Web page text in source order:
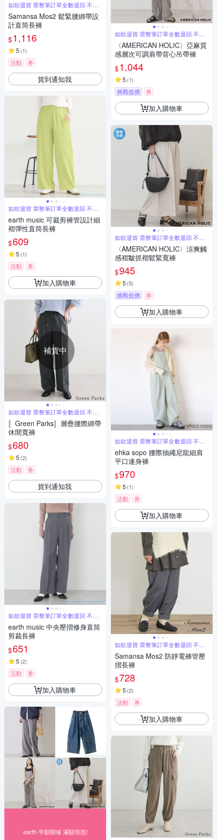
如欲退貨 需整筆訂單全數退回 不能
單退
Samansa Mos2 鬆緊腰綁帶設
計直筒長褲
$1,116
5 (1)
活動 券
貨到通知我
如欲退貨 需整筆訂單全數退回 不能
單退
earth music 可裁剪褲管設計細
褶彈性直筒長褲
$609
5 (1)
活動 券
加入購物車
補貨中
如欲退貨 需整筆訂單全數退回 不能
單退
〚Green Parks〛層疊腰際綁帶
休閒寬褲
$680
5 (2)
活動 券
貨到通知我
如欲退貨 需整筆訂單全數退回 不能
單退
earth music 中央壓摺修身直筒
剪裁長褲
$651
5 (2)
活動 券
加入購物車
earth 半額開催 滿額現抵!
如欲退貨 需整筆訂單全數退回 不能
單退
〈AMERICAN HOLIC〉亞麻質
感層次可調肩帶背心吊帶褲
$1,044
5 (1)
挑戰低價 券
加入購物車
如欲退貨 需整筆訂單全數退回 不能
單退
〈AMERICAN HOLIC〉涼爽觸
感褶皺抓褶鬆緊寬褲
$945
5 (5)
挑戰低價 券
加入購物車
如欲退貨 需整筆訂單全數退回 不能
單退
ehka sopo 腰際抽繩尼龍細肩
平口連身褲
$970
5 (1)
活動 券
加入購物車
如欲退貨 需整筆訂單全數退回 不能
單退
Samansa Mos2 防靜電褲管壓
摺長褲
$728
5 (2)
活動 券
加入購物車